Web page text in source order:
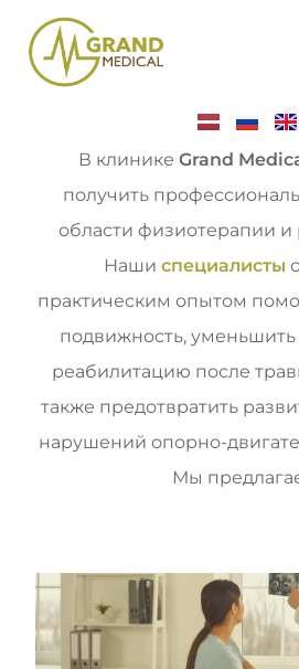
В клинике Grand
получить
области физиотерапии и
Наши специалисты
практическим опытом
подвижность, уменьшить
реабилитацию после
также предотвратить
нарушений опорно-
Мы